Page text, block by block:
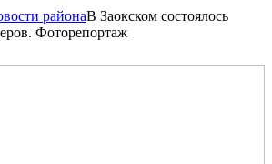
районаВ Заокском состоялось
Фоторепортаж